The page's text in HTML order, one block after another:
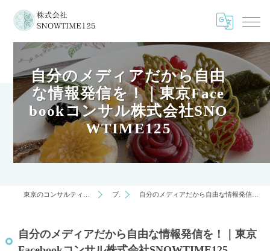
自分のメディアだから自由
な情報発信を！｜東京Face
bookコンサル株式会社SNO
WTIME125
ブログ 自分のメディアだから自由な情報発信を！｜東京Facebookコンサル株式会社SNOWTIME125
自分のメディアだから自由な情報発信を！｜東京